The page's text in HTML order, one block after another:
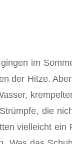
im
der Hitze.
die
vielleicht ein